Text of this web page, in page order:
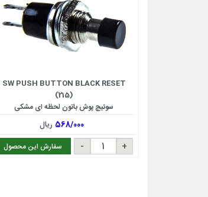
SW PUSH BUTTON BLACK RESET
(215)
سوئیچ پوش باتون لحظه ای مشکی
568/000 ریال
سفارش این محصول